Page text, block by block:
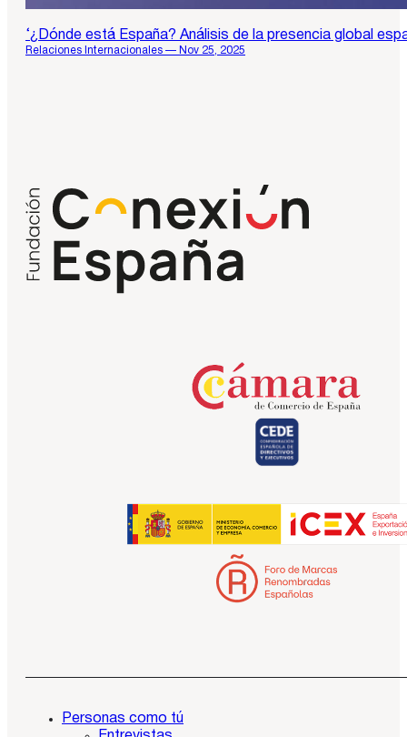
‘¿Dónde está España? Análisis de la presencia global
Relaciones Internacionales — Nov 25, 2025
Personas como tú